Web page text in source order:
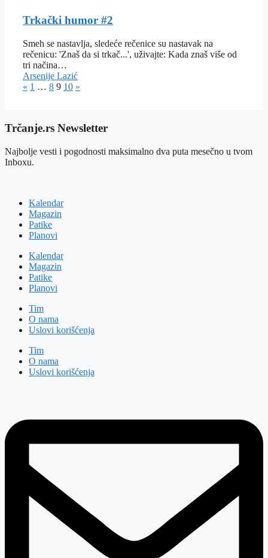
Trkački humor #2
Smeh se nastavlja, sledeće rečenice su nastavak na
rečenicu: 'Znaš da si trkač...', uživajte: Kada znaš više od
tri načina…
Arsenije Lazić
« 1 … 8 9 10 »
Trčanje.rs Newsletter
Najbolje vesti i pogodnosti maksimalno dva puta mesečno u tvom
Inboxu.
Kalendar
Magazin
Patike
Planovi
Kalendar
Magazin
Patike
Planovi
Tim
O nama
Uslovi korišćenja
Tim
O nama
Uslovi korišćenja